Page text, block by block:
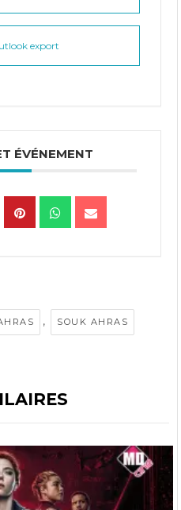
export
ÉVÉNEMENT
, SOUK AHRAS